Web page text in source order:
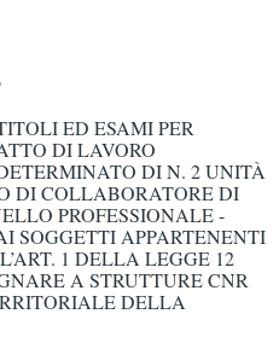
ED ESAMI PER
DI LAVORO
DI N. 2 UNITÀ
DI COLLABORATORE DI
PROFESSIONALE -
SOGGETTI APPARTENENTI
1 DELLA LEGGE 12
A STRUTTURE CNR
DELLA